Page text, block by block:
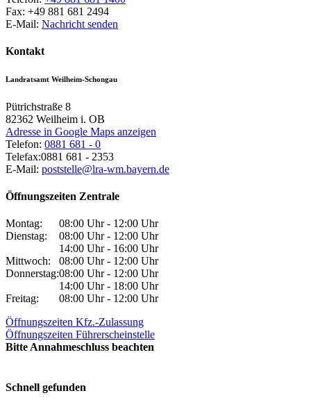
Fax: +49 881 681 2494
E-Mail: Nachricht senden
Kontakt
Landratsamt Weilheim-Schongau
Pütrichstraße 8
82362 Weilheim i. OB
Adresse in Google Maps anzeigen
Telefon: 0881 681 - 0
Telefax:0881 681 - 2353
E-Mail: poststelle@lra-wm.bayern.de
Öffnungszeiten Zentrale
Montag:
08:00 Uhr - 12:00 Uhr
Dienstag:
08:00 Uhr - 12:00 Uhr
14:00 Uhr - 16:00 Uhr
Mittwoch:
08:00 Uhr - 12:00 Uhr
Donnerstag:08:00 Uhr - 12:00 Uhr
14:00 Uhr - 18:00 Uhr
Freitag:
08:00 Uhr - 12:00 Uhr
Öffnungszeiten Kfz.-Zulassung
Öffnungszeiten Führerscheinstelle
Bitte Annahmeschluss beachten
Schnell gefunden